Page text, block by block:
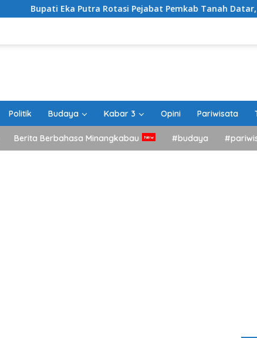
Eka Putra Rotasi Pejabat Pemkab Tanah Datar, Tegaskan
Politik Budaya Kabar 3 Opini Pariwisata
Berita Berbahasa Minangkabau #budaya